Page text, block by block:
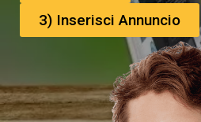
3) Inserisci Annuncio